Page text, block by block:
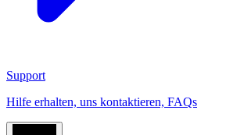
Support
Hilfe erhalten, uns kontaktieren, FAQs